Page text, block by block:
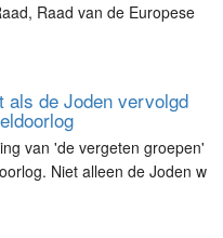
Raad van de Europese
als de Joden vervolgd
van 'de vergeten groepen'
Niet alleen de Joden w